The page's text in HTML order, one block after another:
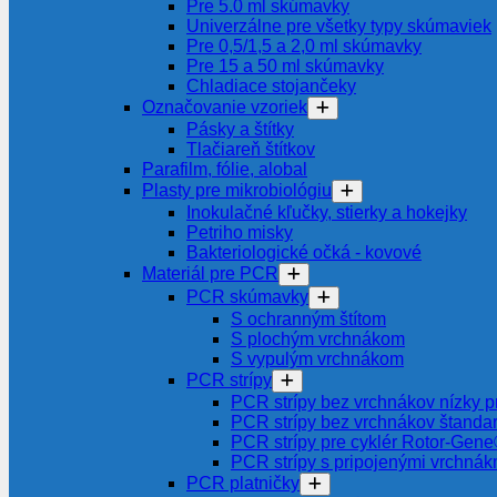
Pre 5.0 ml skúmavky
Univerzálne pre všetky typy skúmaviek
Pre 0,5/1,5 a 2,0 ml skúmavky
Pre 15 a 50 ml skúmavky
Chladiace stojančeky
Označovanie vzoriek
Pásky a štítky
Tlačiareň štítkov
Parafilm, fólie, alobal
Plasty pre mikrobiológiu
Inokulačné kľučky, stierky a hokejky
Petriho misky
Bakteriologické očká - kovové
Materiál pre PCR
PCR skúmavky
S ochranným štítom
S plochým vrchnákom
S vypulým vrchnákom
PCR strípy
PCR strípy bez vrchnákov nízky
PCR strípy bez vrchnákov
PCR strípy pre cyklér Rotor-
PCR strípy s pripojenými
PCR platničky